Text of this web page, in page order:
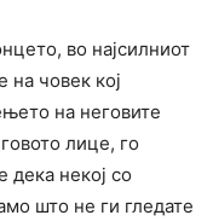
во најсилниот
на човек кој
на неговите
лице, го
дека некој co
што не ги гледате